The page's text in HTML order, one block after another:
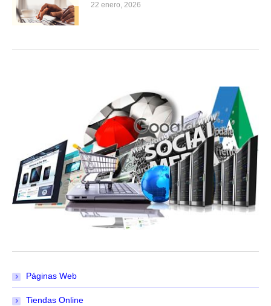
22 enero, 2026
Páginas Web
Tiendas Online